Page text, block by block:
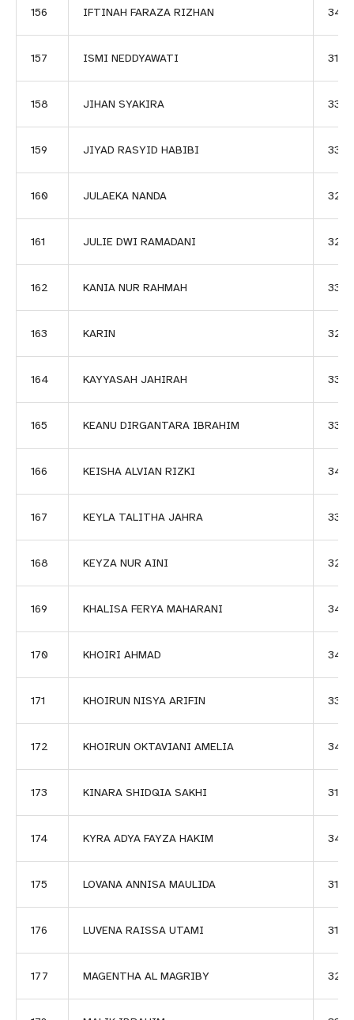
156 IFTINAH FARAZA RIZHAN
157 ISMI NEDDYAWATI 3138
158 JIHAN SYAKIRA 3331
159 JIYAD RASYID HABIBI 3332
160 JULAEKA NANDA
161 JULIE DWI RAMADANI 3203
162 KANIA NUR RAHMAH 3309
163 KARIN
164 KAYYASAH JAHIRAH 3333
165 KEANU DIRGANTARA IBRAHIM 3361
166 KEISHA ALVIAN RIZKI
167 KEYLA TALITHA JAHRA 3362
168 KEYZA NUR AINI 3265
169 KHALISA FERYA MAHARANI 3456
170 KHOIRI AHMAD 3414
171 KHOIRUN NISYA ARIFIN 3388
172 KHOIRUN OKTAVIANI AMELIA
173 KINARA SHIDQIA SAKHI 3140
174 KYRA ADYA FAYZA HAKIM 3415
175 LOVANA ANNISA MAULIDA 3131
176 LUVENA RAISSA UTAMI 3142
177 MAGENTHA AL MAGRIBY 3205